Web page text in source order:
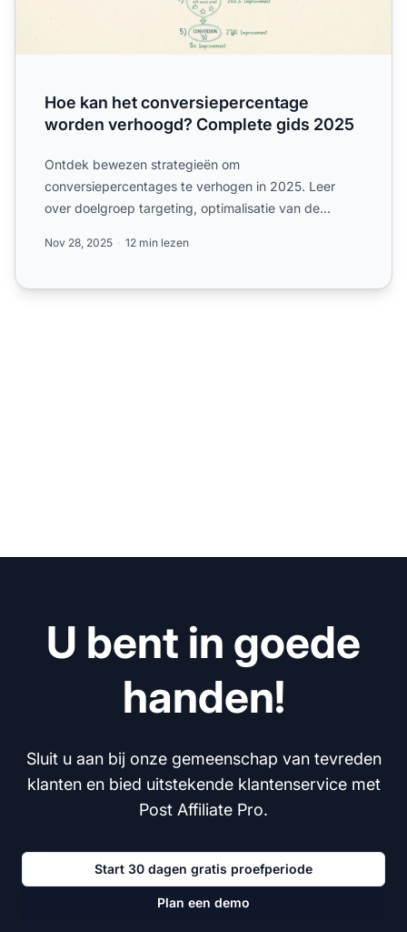
Hoe kan het conversiepercentage
worden verhoogd? Complete gids 2025
Ontdek bewezen strategieën om
conversiepercentages te verhogen in 2025. Leer
over doelgroep targeting, optimalisatie van de
Nov 28, 2025 12 min lezen
U bent in goede
handen!
Sluit u aan bij onze gemeenschap van tevreden
klanten en bied uitstekende klantenservice met
Post Affiliate Pro.
Start 30 dagen gratis proefperiode
Plan een demo